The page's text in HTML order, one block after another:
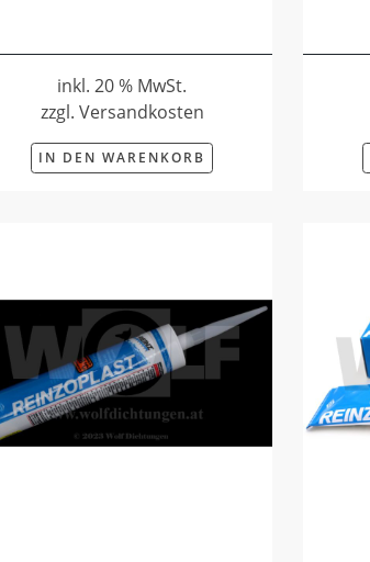
inkl. 20 % MwSt.
zzgl. Versandkosten
IN DEN WARENKORB